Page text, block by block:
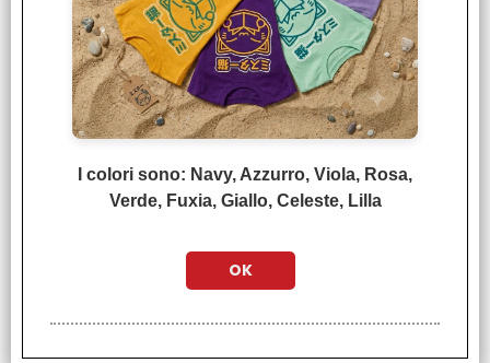
Vita da Slime n° 02
5,90
I colori sono: Navy, Azzurro, Viola, Rosa,
Verde, Fuxia, Giallo, Celeste, Lilla